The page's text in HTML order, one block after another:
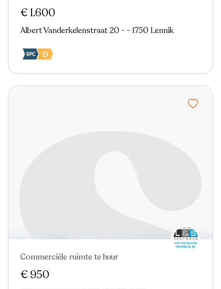
€ 1.600
Albert Vanderkelenstraat 20 - - 1750 Lennik
Commerciële ruimte te huur
€ 950